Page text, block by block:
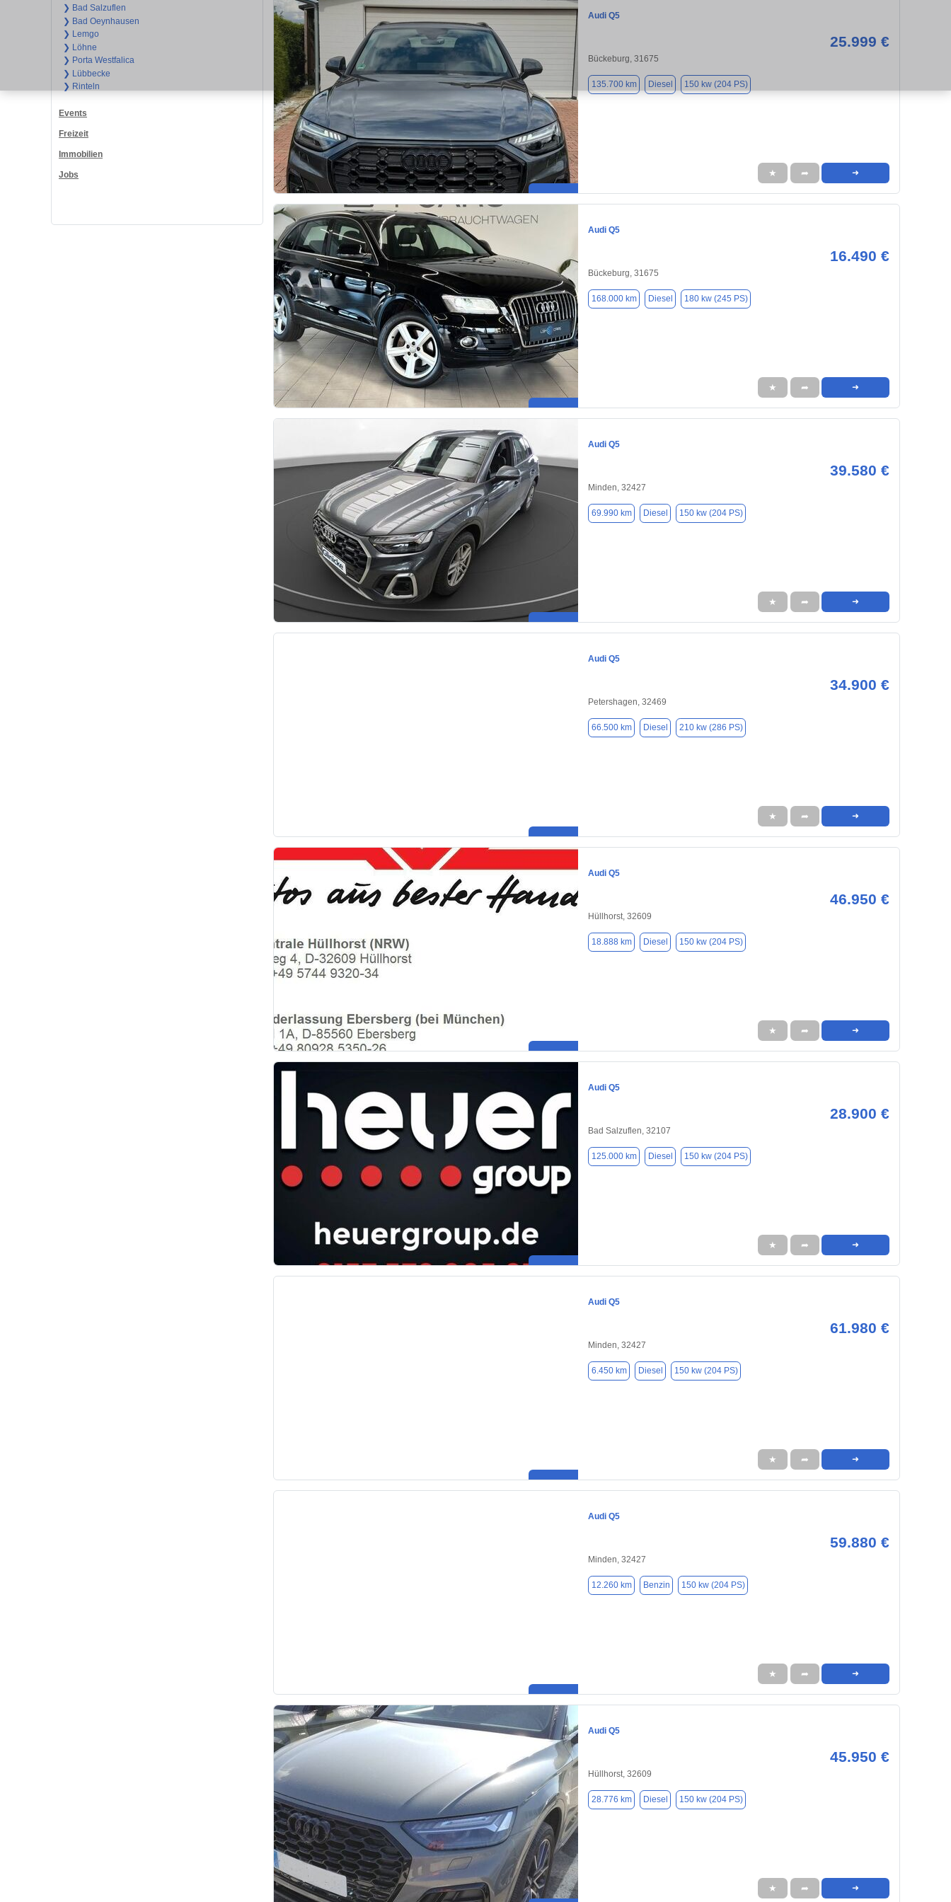
❯ Bad Salzuflen
❯ Bad Oeynhausen
❯ Lemgo
❯ Löhne
❯ Porta Westfalica
❯ Lübbecke
❯ Rinteln
Events
Freizeit
Immobilien
Jobs
Audi Q5
25.999 €
Bückeburg, 31675
135.700 km Diesel 150 kw (204 PS)
★ ➦ ➜
Audi Q5
16.490 €
Bückeburg, 31675
168.000 km Diesel 180 kw (245 PS)
★ ➦ ➜
Audi Q5
39.580 €
Minden, 32427
69.990 km Diesel 150 kw (204 PS)
★ ➦ ➜
Audi Q5
34.900 €
Petershagen, 32469
66.500 km Diesel 210 kw (286 PS)
★ ➦ ➜
Audi Q5
46.950 €
Hüllhorst, 32609
18.888 km Diesel 150 kw (204 PS)
★ ➦ ➜
Audi Q5
28.900 €
Bad Salzuflen, 32107
125.000 km Diesel 150 kw (204 PS)
★ ➦ ➜
Audi Q5
61.980 €
Minden, 32427
6.450 km Diesel 150 kw (204 PS)
★ ➦ ➜
Audi Q5
59.880 €
Minden, 32427
12.260 km Benzin 150 kw (204 PS)
★ ➦ ➜
Audi Q5
45.950 €
Hüllhorst, 32609
28.776 km Diesel 150 kw (204 PS)
★ ➦ ➜